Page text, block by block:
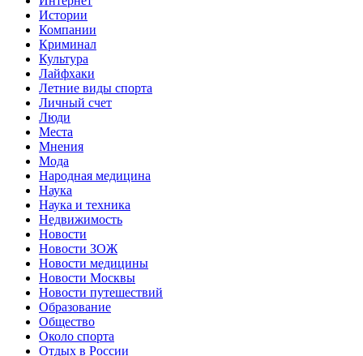
Истории
Компании
Криминал
Культура
Лайфхаки
Летние виды спорта
Личный счет
Люди
Места
Мнения
Мода
Народная медицина
Наука
Наука и техника
Недвижимость
Новости
Новости ЗОЖ
Новости медицины
Новости Москвы
Новости путешествий
Образование
Общество
Около спорта
Отдых в России